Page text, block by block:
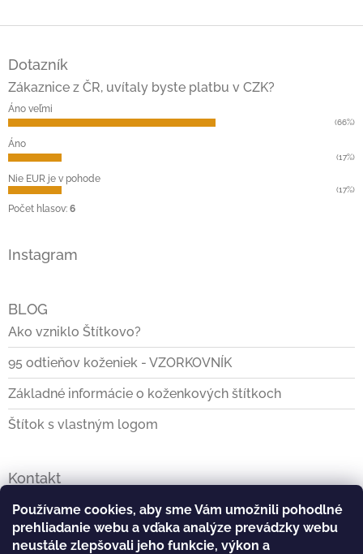
Používame cookies, aby sme Vám umožnili pohodlné
prehliadanie webu a vďaka analýze prevádzky webu
neustále zlepšovali jeho funkcie, výkon a
e
Dotazník
Zákaznice z ČR, uvítaly byste platbu v CZK?
Áno veľmi
(66%)
Áno
(17%)
Nie EUR je v pohode
(17%)
Počet hlasov: 6
Instagram
BLOG
Ako vzniklo Štítkovo?
95 odtieňov koženiek - VZORKOVNÍK
Základné informácie o koženkových štítkoch
Štítok s vlastným logom
Kontakt
info@stitkovo.sk
0903928140